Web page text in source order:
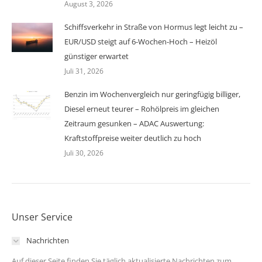
August 3, 2026
Schiffsverkehr in Straße von Hormus legt leicht zu –
EUR/USD steigt auf 6-Wochen-Hoch – Heizöl
günstiger erwartet
Juli 31, 2026
Benzin im Wochenvergleich nur geringfügig billiger,
Diesel erneut teurer – Rohölpreis im gleichen
Zeitraum gesunken – ADAC Auswertung:
Kraftstoffpreise weiter deutlich zu hoch
Juli 30, 2026
Unser Service
Nachrichten